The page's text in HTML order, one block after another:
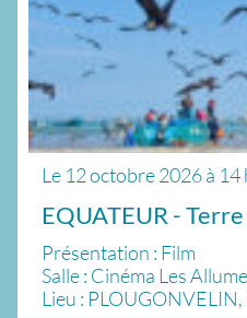
Le 12 octobre 2026à 14
EQUATEUR -
Présentation : Film
Salle : Cinéma Les
Lieu : PLOUGONVELIN,